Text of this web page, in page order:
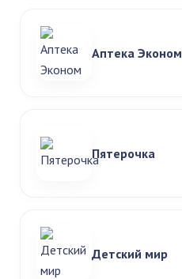
Аптека Эконом
Пятерочка
Детский мир